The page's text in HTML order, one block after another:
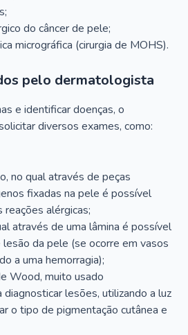
do câncer de pele;
micrográfica (cirurgia de MOHS).
pelo dermatologista
e identificar doenças, o
diversos exames, como:
no qual através de peças
fixadas na pele é possível
alérgicas;
através de uma lâmina é possível
da pele (se ocorre em vasos
a uma hemorragia);
Wood, muito usado
diagnosticar lesões, utilizando a luz
o tipo de pigmentação cutânea e